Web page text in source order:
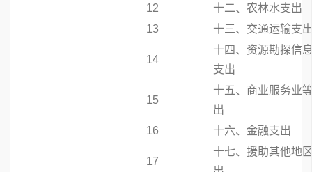
12
十二、农林水支出
13
十三、交通运输支
14
十四、资源勘探信
支出
15
十五、商业服务业
出
16
十六、金融支出
17
十七、援助其他地